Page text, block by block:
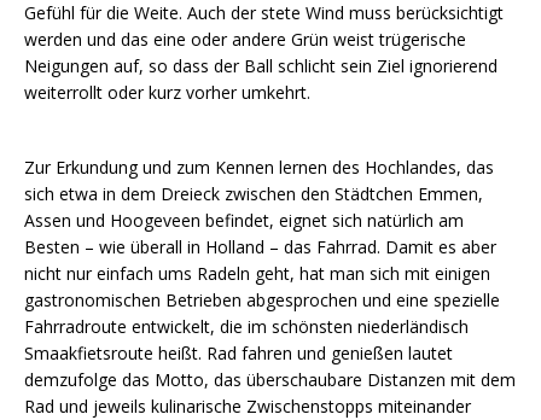
Gefühl für die Weite. Auch der stete Wind muss berücksichtigt
werden und das eine oder andere Grün weist trügerische
Neigungen auf, so dass der Ball schlicht sein Ziel ignorierend
weiterrollt oder kurz vorher umkehrt.
Zur Erkundung und zum Kennen lernen des Hochlandes, das
sich etwa in dem Dreieck zwischen den Städtchen Emmen,
Assen und Hoogeveen befindet, eignet sich natürlich am
Besten – wie überall in Holland – das Fahrrad. Damit es aber
nicht nur einfach ums Radeln geht, hat man sich mit einigen
gastronomischen Betrieben abgesprochen und eine spezielle
Fahrradroute entwickelt, die im schönsten niederländisch
Smaakfietsroute heißt. Rad fahren und genießen lautet
demzufolge das Motto, das überschaubare Distanzen mit dem
Rad und jeweils kulinarische Zwischenstopps miteinander